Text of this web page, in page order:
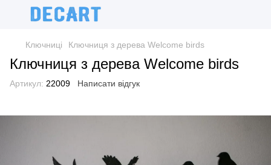
Ключниці Ключниця з дерева Welcome birds
Ключниця з дерева Welcome birds
Артикул: 22009 Написати відгук